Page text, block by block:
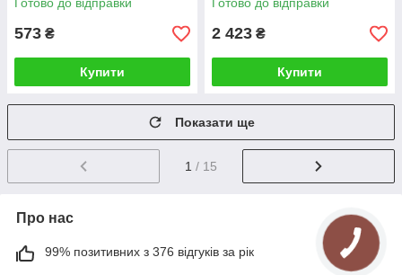
573 ₴
Купити
2 423 ₴
Купити
Показати ще
1 / 15
Про нас
99% позитивних з 376 відгуків за рік